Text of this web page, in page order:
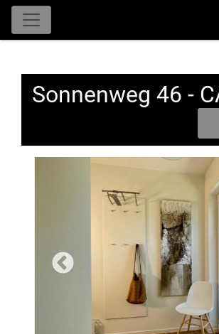
Sonnenweg 46 -